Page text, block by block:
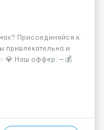
Присоединяйся к
привлекательна и
💎 Наш оффер: — 💰
— 🏠 Шика...